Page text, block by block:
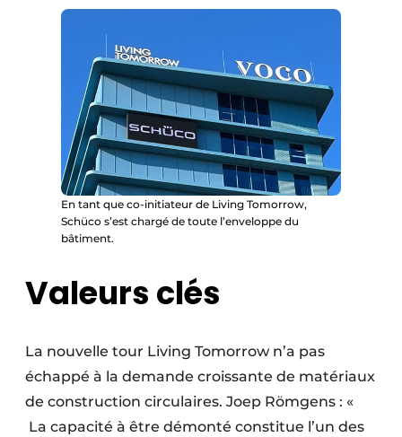
En tant que co-initiateur de Living Tomorrow,
Schüco s’est chargé de toute l’enveloppe du
bâtiment.
Valeurs clés
La nouvelle tour Living Tomorrow n’a pas
échappé à la demande croissante de matériaux
de construction circulaires. Joep Römgens : «
La capacité à être démonté constitue l’un des